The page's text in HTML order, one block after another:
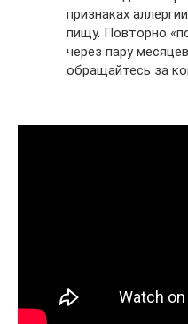
признаках
пищу. Повторно
через пару
обращайтесь за